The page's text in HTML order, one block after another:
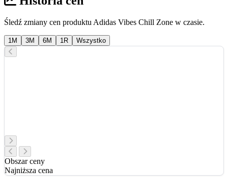
Śledź zmiany cen produktu Adidas Vibes Chill Zone w czasie.
1M 3M 6M 1R Wszystko
Obszar ceny
Najniższa cena